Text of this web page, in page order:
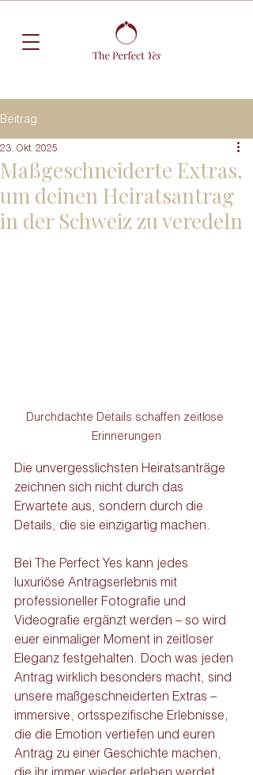
Beitrag
Maßgeschneiderte Extras,
um deinen Heiratsantrag
in der Schweiz zu veredeln
23. Okt. 2025
Durchdachte Details schaffen zeitlose
Erinnerungen
Die unvergesslichsten Heiratsanträge
zeichnen sich nicht durch das
Erwartete aus, sondern durch die
Details, die sie einzigartig machen.
Bei The Perfect Yes kann jedes
luxuriöse Antragserlebnis mit
professioneller Fotografie und
Videografie ergänzt werden – so wird
euer einmaliger Moment in zeitloser
Eleganz festgehalten. Doch was jeden
Antrag wirklich besonders macht, sind
unsere maßgeschneiderten Extras –
immersive, ortsspezifische Erlebnisse,
die die Emotion vertiefen und euren
Antrag zu einer Geschichte machen,
die ihr immer wieder erleben werdet.